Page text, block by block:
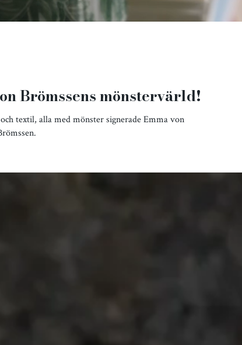
Brömssens mönstervärld!
textil, alla med mönster signerade Emma von